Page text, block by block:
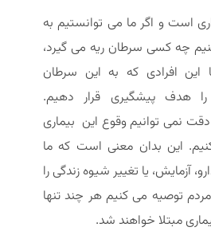
است و اگر ما می توانستیم به
چه کسی سرطان ریه می گیرد،
این افرادی که به این سرطان
هدف پیشگیری قرار دهیم.
دقت نمی توانیم وقوع این بیماری
این بدان معنی است که ما
آزمایش، یا تغییر شیوه زندگی را
مردم توصیه می کنیم هر چند تنها
مبتلا خواهند شد.